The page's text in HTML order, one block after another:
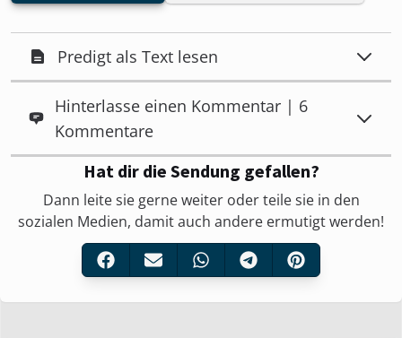
Predigt als Text lesen
Hinterlasse einen Kommentar | 6
Kommentare
Hat dir die Sendung gefallen?
Dann leite sie gerne weiter oder teile sie in den
sozialen Medien, damit auch andere ermutigt werden!